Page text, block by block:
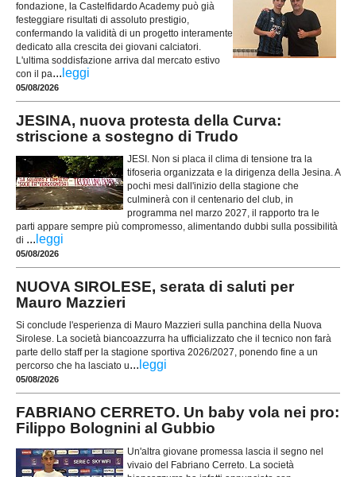
fondazione, la Castelfidardo Academy può già
festeggiare risultati di assoluto prestigio,
confermando la validità di un progetto interamente
dedicato alla crescita dei giovani calciatori.
L'ultima soddisfazione arriva dal mercato estivo
con il pa... leggi
05/08/2026
JESINA, nuova protesta della Curva:
striscione a sostegno di Trudo
JESI. Non si placa il clima di tensione tra la
tifoseria organizzata e la dirigenza della Jesina. A
pochi mesi dall'inizio della stagione che
culminerà con il centenario del club, in
programma nel marzo 2027, il rapporto tra le
parti appare sempre più compromesso, alimentando dubbi sulla possibilità
di ... leggi
05/08/2026
NUOVA SIROLESE, serata di saluti per
Mauro Mazzieri
Si conclude l'esperienza di Mauro Mazzieri sulla panchina della Nuova
Sirolese. La società biancoazzurra ha ufficializzato che il tecnico non farà
parte dello staff per la stagione sportiva 2026/2027, ponendo fine a un
percorso che ha lasciato u... leggi
05/08/2026
FABRIANO CERRETO. Un baby vola nei pro:
Filippo Bolognini al Gubbio
Un'altra giovane promessa lascia il segno nel
vivaio del Fabriano Cerreto. La società